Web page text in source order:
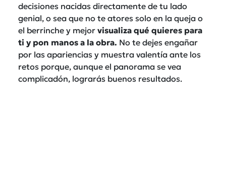
decisiones nacidas directamente de tu lado
genial, o sea que no te atores solo en la queja o
el berrinche y mejor visualiza qué quieres para
ti y pon manos a la obra. No te dejes engañar
por las apariencias y muestra valentía ante los
retos porque, aunque el panorama se vea
complicadón, lograrás buenos resultados.